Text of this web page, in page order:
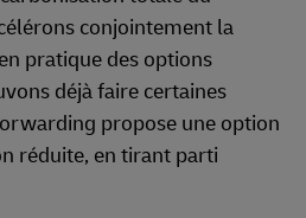
conjointement la
pratique des options
déjà faire certaines
propose une option
réduite, en tirant parti